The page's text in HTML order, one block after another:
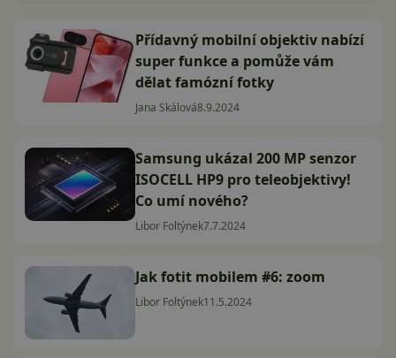
Přídavný mobilní objektiv nabízí
super funkce a pomůže vám
dělat famózní fotky
Jana Skálová8.9.2024
Samsung ukázal 200 MP senzor
ISOCELL HP9 pro teleobjektivy!
Co umí nového?
Libor Foltýnek7.7.2024
Jak fotit mobilem #6: zoom
Libor Foltýnek11.5.2024